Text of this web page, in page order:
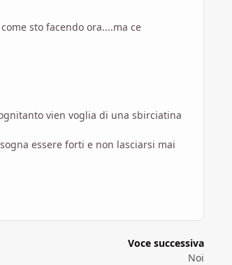
sto facendo ora....ma ce
vien voglia di una sbirciatina
essere forti e non lasciarsi mai
Voce successiva
Noi